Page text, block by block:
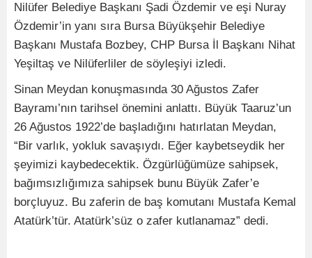
Nilüfer Belediye Başkanı Şadi Özdemir ve eşi Nuray
Özdemir’in yanı sıra Bursa Büyükşehir Belediye
Başkanı Mustafa Bozbey, CHP Bursa İl Başkanı Nihat
Yeşiltaş ve Nilüferliler de söyleşiyi izledi.
Sinan Meydan konuşmasında 30 Ağustos Zafer
Bayramı’nın tarihsel önemini anlattı. Büyük Taaruz’un
26 Ağustos 1922’de başladığını hatırlatan Meydan,
“Bir varlık, yokluk savaşıydı. Eğer kaybetseydik her
şeyimizi kaybedecektik. Özgürlüğümüze sahipsek,
bağımsızlığımıza sahipsek bunu Büyük Zafer’e
borçluyuz. Bu zaferin de baş komutanı Mustafa Kemal
Atatürk’tür. Atatürk’süz o zafer kutlanamaz” dedi.